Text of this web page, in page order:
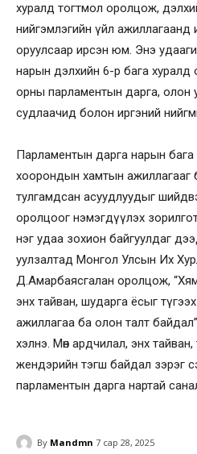
хуралд тогтмол оролцож,
нийгэмлэгийн үйл ажиллагаанд
оруулсаар ирсэн юм. Энэ
нарын дэлхийн 6-р бага хуралд
орны парламентын дарга, олон
судлаачид болон иргэний
Парламентын дарга нарын бага
хоорондын хамтын ажиллагааг
тулгамдсан асуудлуудыг
оролцоог нэмэгдүүлэх
нэг удаа зохион байгуулдаг
уулзалтад Монгол Улсын Их
Д.Амарбаясгалан оролцож,
энх тайван, шударга ёсыг
ажиллагаа ба олон талт
хэлнэ. Мөн ардчилал, энх
жендэрийн тэгш байдал зэрэг
парламентын дарга нартай
By Mandmn 7 сар 28, 2025